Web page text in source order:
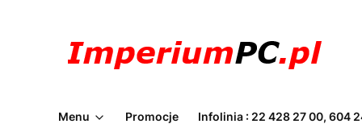
Menu Promocje Infolinia : 22 428 27 00, 604